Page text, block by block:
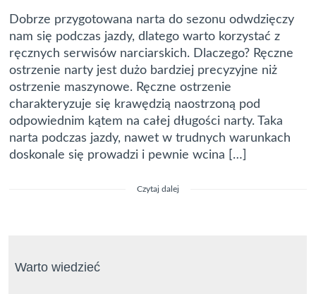
Dobrze przygotowana narta do sezonu odwdzięczy
nam się podczas jazdy, dlatego warto korzystać z
ręcznych serwisów narciarskich. Dlaczego? Ręczne
ostrzenie narty jest dużo bardziej precyzyjne niż
ostrzenie maszynowe. Ręczne ostrzenie
charakteryzuje się krawędzią naostrzoną pod
odpowiednim kątem na całej długości narty. Taka
narta podczas jazdy, nawet w trudnych warunkach
doskonale się prowadzi i pewnie wcina […]
Czytaj dalej
Warto wiedzieć